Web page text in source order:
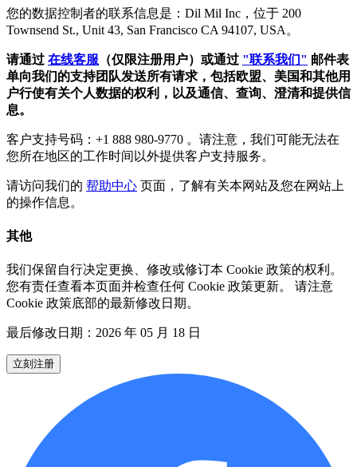
您的数据控制者的联系信息是：Dil Mil Inc，位于 200
Townsend St., Unit 43, San Francisco CA 94107, USA。
请通过 在线客服 （仅限注册用户）或通过 "联系我们" 邮件表
单向我们的支持团队发送所有请求，包括欧盟、美国和其他用
户行使有关个人数据的权利，以及通信、查询、澄清和提供信
息。
客户支持号码：+1 888 980-9770 。请注意，我们可能无法在
您所在地区的工作时间以外提供客户支持服务。
请访问我们的 帮助中心 页面，了解有关本网站及您在网站上
的操作信息。
其他
我们保留自行决定更换、修改或修订本 Cookie 政策的权利。
您有责任查看本页面并检查任何 Cookie 政策更新。 请注意
Cookie 政策底部的最新修改日期。
最后修改日期：2026 年 05 月 18 日
立刻注册